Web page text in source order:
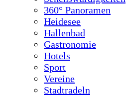
360° Panoramen
Heidesee
Hallenbad
Gastronomie
Hotels
Sport
Vereine
Stadtradeln